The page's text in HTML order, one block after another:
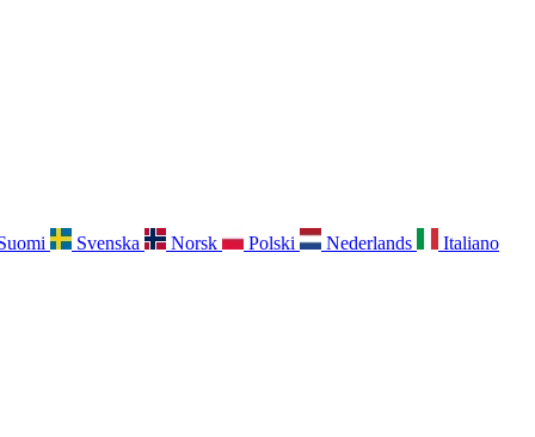
Svenska Norsk Polski Nederlands Italiano